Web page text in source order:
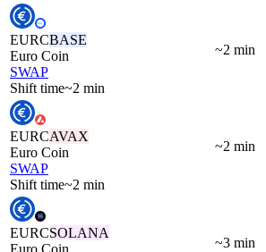
EURCBASE
Euro Coin
SWAP
Shift time~2 min
~2 min
EURCAVAX
Euro Coin
SWAP
Shift time~2 min
~2 min
EURCSOLANA
Euro Coin
~3 min